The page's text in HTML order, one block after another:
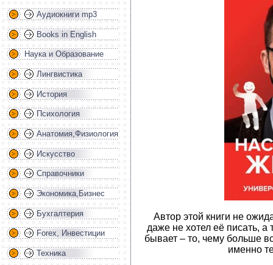
Аудиокниги mp3
Books in English
Наука и Образование
Лингвистика
История
Психология
Анатомия,Физиология
Искусство
Справочники
Экономика,Бизнес
Бухгалтерия
Forex, Инвестиции
Техника
Автор этой книги не
даже не хотел её писать, а
бывает – то, чему больше
именно